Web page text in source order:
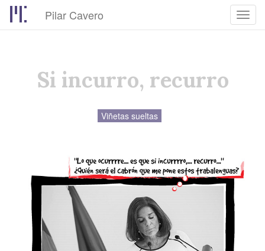
Pilar Cavero
Si incurro, recurro
Viñetas sueltas